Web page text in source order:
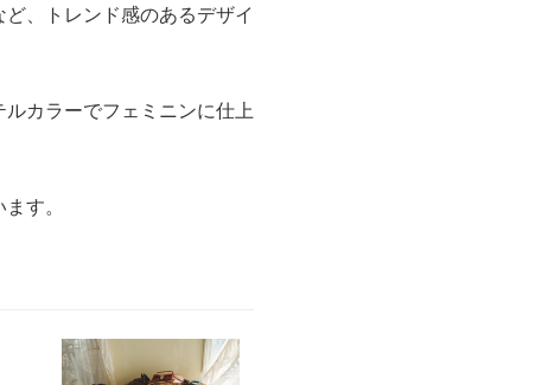
、トレンド感のあるデザイ
カラーでフェミニンに仕上
す。